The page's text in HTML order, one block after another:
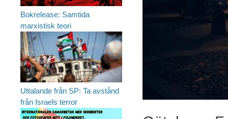
Bokrelease: Samtida
marxistisk teori
Uttalande från SP: Ta avstånd
från Israels terror